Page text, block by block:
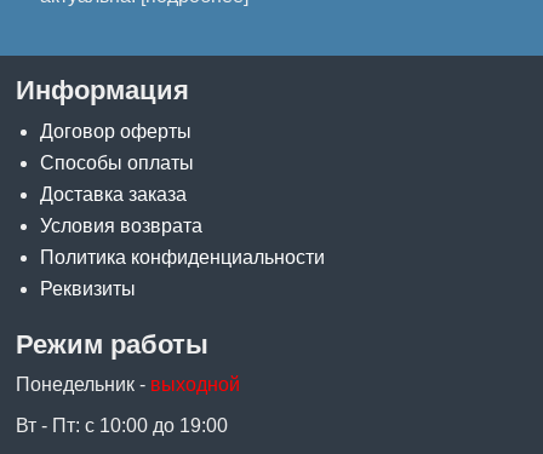
Информация
Договор оферты
Способы оплаты
Доставка заказа
Условия возврата
Политика конфиденциальности
Реквизиты
Режим работы
Понедельник - выходной
Вт - Пт: с 10:00 до 19:00